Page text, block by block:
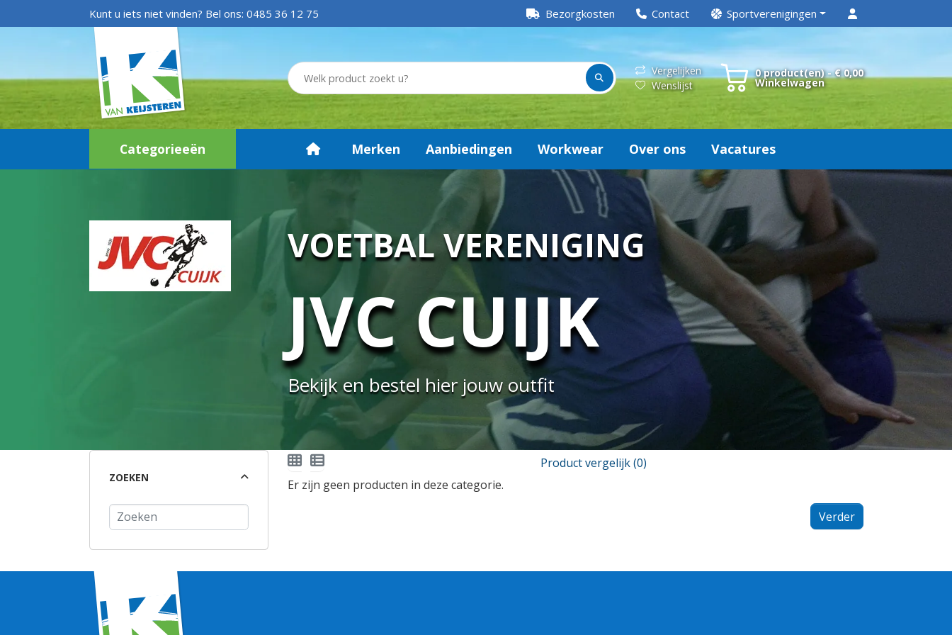
Kunt u iets niet vinden? Bel ons: 0485 36 12 75 Bezorgkosten Contact Sportverenigingen
Vergelijken
Wenslijst
Winkelwagen
0 product(en) - € 0,00
Categorieeën Merken Aanbiedingen Workwear Over ons Vacatures
VOETBAL VERENIGING
JVC CUIJK
Bekijk en bestel hier jouw outfit
ZOEKEN
Product vergelijk (0)
Er zijn geen producten in deze categorie.
Verder